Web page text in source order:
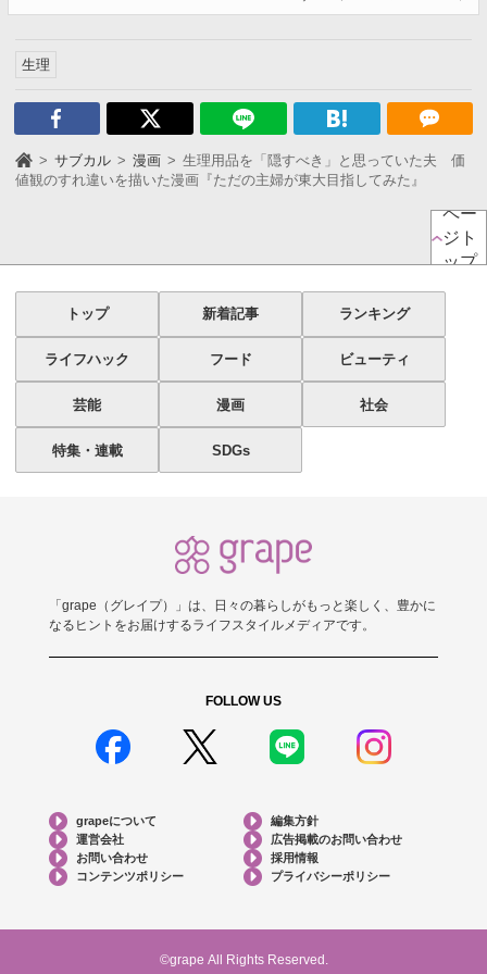
生理
サブカル 漫画
生理用品を「隠すべき」と思っていた夫 価
値観のすれ違いを描いた漫画『ただの主婦が東大目指してみた』
ペー
ジト
ップ
トップ 新着記事 ランキング
ライフハック フード ビューティ
芸能 漫画 社会
特集・連載 SDGs
「grape（グレイプ）」は、日々の暮らしがもっと楽しく、豊かに
なるヒントをお届けするライフスタイルメディアです。
FOLLOW US
grapeについて
編集方針
運営会社
広告掲載のお問い合わせ
お問い合わせ
採用情報
コンテンツポリシー
プライバシーポリシー
©grape All Rights Reserved.